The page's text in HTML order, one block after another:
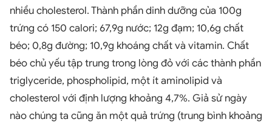
nhiều cholesterol. Thành phần dinh dưỡng của 100g
trứng có 150 calori; 67,9g nước; 12g đạm; 10,6g chất
béo; 0,8g đường; 10,9g khoáng chất và vitamin. Chất
béo chủ yếu tập trung trong lòng đỏ với các thành phần
triglyceride, phospholipid, một ít aminolipid và
cholesterol với định lượng khoảng 4,7%. Giả sử ngày
nào chúng ta cũng ăn một quả trứng (trung bình khoảng